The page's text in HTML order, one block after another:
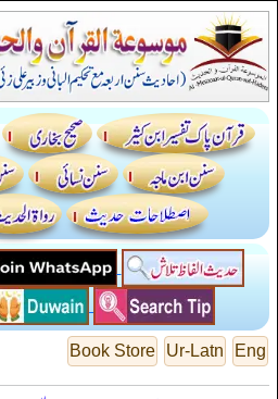
Eng
Ur-Latn
Book Store